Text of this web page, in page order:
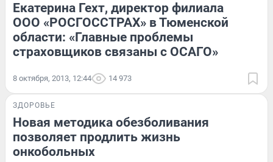
Екатерина Гехт, директор филиала
ООО «РОСГОССТРАХ» в Тюменской
области: «Главные проблемы
страховщиков связаны с ОСАГО»
8 октября, 2013, 12:44 14 973
ЗДОРОВЬЕ
Новая методика обезболивания
позволяет продлить жизнь
онкобольных